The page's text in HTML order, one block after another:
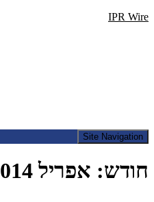
IPR Wire
Site Navigation
חודש: אפריל 2014